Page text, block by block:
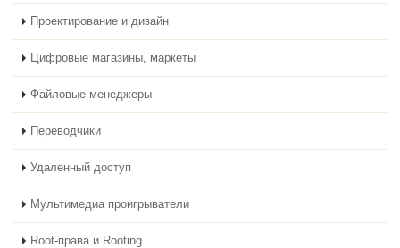
Проектирование и дизайн
Цифровые магазины, маркеты
Файловые менеджеры
Переводчики
Удаленный доступ
Мультимедиа проигрыватели
Root-права и Rooting